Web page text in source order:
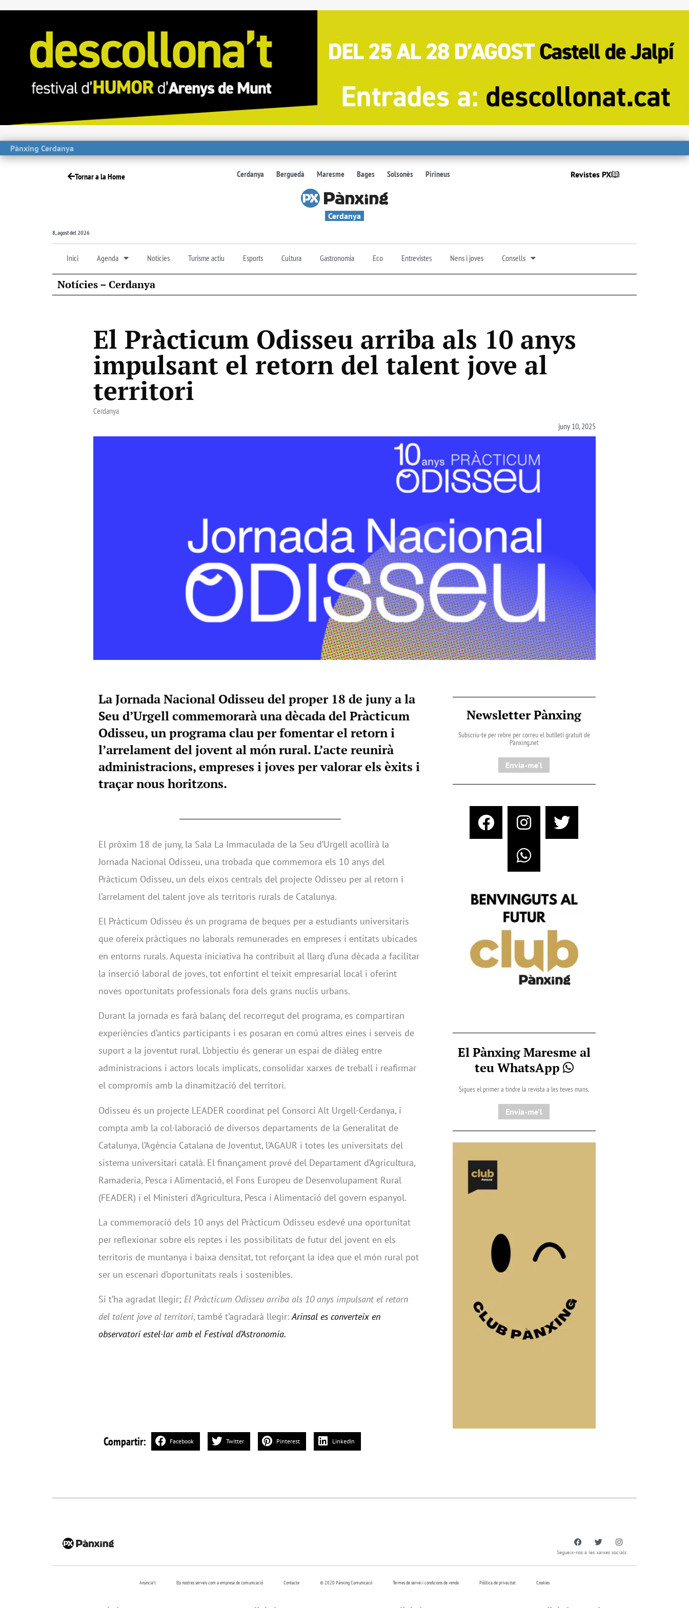
Pànxing Cerdanya
Tornar a la Home Cerdanya Berguedà Maresme Bages Solsonès Pirineus Revistes PX
Cerdanya
8, agost del 2026
Inici Agenda Notícies Turisme actiu Esports Cultura Gastronomia Eco Entrevistes Nens i joves Consells
Notícies – Cerdanya
El Pràcticum Odisseu arriba als 10 anys
impulsant el retorn del talent jove al
territori
Cerdanya
juny 10, 2025
La Jornada Nacional Odisseu del proper 18 de juny a la
Seu d’Urgell commemorarà una dècada del Pràcticum
Odisseu, un programa clau per fomentar el retorn i
l’arrelament del jovent al món rural. L’acte reunirà
administracions, empreses i joves per valorar els èxits i
traçar nous horitzons.
El pròxim 18 de juny, la Sala La Immaculada de la Seu d’Urgell acollirà la
Jornada Nacional Odisseu, una trobada que commemora els 10 anys del
Pràcticum Odisseu, un dels eixos centrals del projecte Odisseu per al retorn i
l’arrelament del talent jove als territoris rurals de Catalunya.
El Pràcticum Odisseu és un programa de beques per a estudiants universitaris
que ofereix pràctiques no laborals remunerades en empreses i entitats ubicades
en entorns rurals. Aquesta iniciativa ha contribuït al llarg d’una dècada a facilitar
la inserció laboral de joves, tot enfortint el teixit empresarial local i oferint
noves oportunitats professionals fora dels grans nuclis urbans.
Durant la jornada es farà balanç del recorregut del programa, es compartiran
experiències d’antics participants i es posaran en comú altres eines i serveis de
suport a la joventut rural. L’objectiu és generar un espai de diàleg entre
administracions i actors locals implicats, consolidar xarxes de treball i reafirmar
el compromís amb la dinamització del territori.
Odisseu és un projecte LEADER coordinat pel Consorci Alt Urgell-Cerdanya, i
compta amb la col·laboració de diversos departaments de la Generalitat de
Catalunya, l’Agència Catalana de Joventut, l’AGAUR i totes les universitats del
sistema universitari català. El finançament prové del Departament d’Agricultura,
Ramaderia, Pesca i Alimentació, el Fons Europeu de Desenvolupament Rural
(FEADER) i el Ministeri d’Agricultura, Pesca i Alimentació del govern espanyol.
La commemoració dels 10 anys del Pràcticum Odisseu esdevé una oportunitat
per reflexionar sobre els reptes i les possibilitats de futur del jovent en els
territoris de muntanya i baixa densitat, tot reforçant la idea que el món rural pot
ser un escenari d’oportunitats reals i sostenibles.
Si t’ha agradat llegir; El Pràcticum Odisseu arriba als 10 anys impulsant el retorn
del talent jove al territori, també t’agradarà llegir:Arinsal es converteix en
observatori estel·lar amb el Festival d’Astronomia.
Compartir: Facebook Twitter Pinterest LinkedIn
Newsletter Pànxing
Subscriu-te per rebre per correu el butlletí gratuït de
Pànxing.net​
Envia-me'l
El Pànxing Maresme al
teu WhatsApp
Sigues el primer a tindre la revista a les teves mans.
Envia-me'l
Segueix-nos a les xarxes socials
Anúncia’t Els nostres serveis com a empresa de comunicació Contacte © 2020 Pànxing Comunicacó Termes de servei i condicions de venda Pólitica de privacitat Cookies